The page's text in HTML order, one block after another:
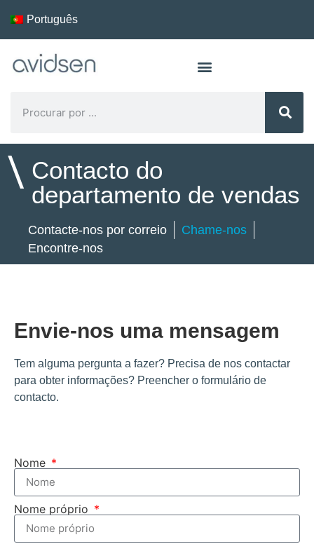
Português
\ Contacto do
departamento de vendas
Contacte-nos por correio
Chame-nos
Encontre-nos
Envie-nos uma mensagem
Tem alguma pergunta a fazer? Precisa de nos contactar
para obter informações? Preencher o formulário de
contacto.
Nome
Nome próprio